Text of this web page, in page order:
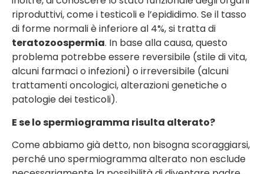
riproduttivi, come i testicoli e l’epididimo. Se il tasso
di forme normali è inferiore al 4%, si tratta di
teratozoospermia. In base alla causa, questo
problema potrebbe essere reversibile (stile di vita,
alcuni farmaci o infezioni) o irreversibile (alcuni
trattamenti oncologici, alterazioni genetiche o
patologie dei testicoli).
E se lo spermiogramma risulta alterato?
Come abbiamo già detto, non bisogna scoraggiarsi,
perché uno spermiogramma alterato non esclude